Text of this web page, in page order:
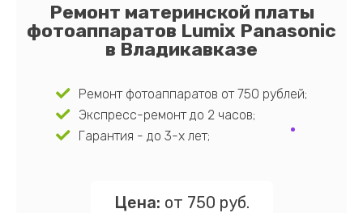
Ремонт материнской платы
фотоаппаратов Lumix Panasonic
в Владикавказе
Ремонт фотоаппаратов от 750 рублей;
Экспресс-ремонт до 2 часов;
Гарантия - до 3-х лет;
Цена: от 750 руб.